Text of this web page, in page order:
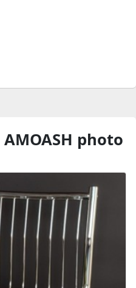
AMOASH photo